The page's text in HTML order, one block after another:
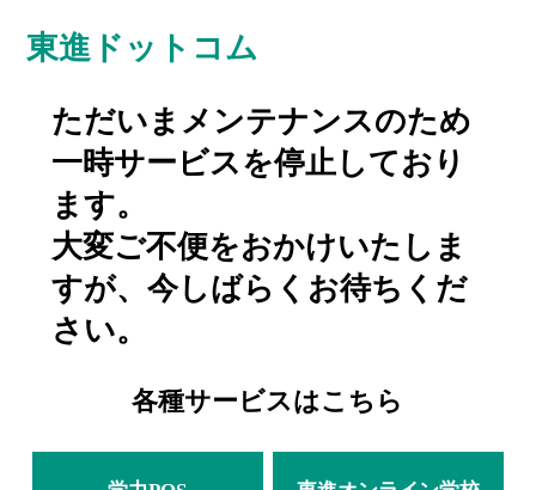
東進ドットコム
ただいまメンテナンスのため
一時サービスを停止しており
ます。
大変ご不便をおかけいたしま
すが、今しばらくお待ちくだ
さい。
各種サービスはこちら